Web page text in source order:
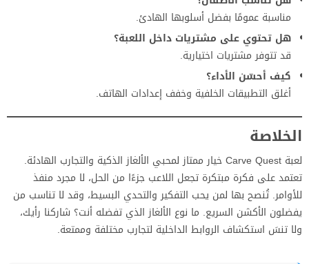
مناسبة عمومًا بفضل أسلوبها الهادئ.
هل تحتوي على مشتريات داخل اللعبة؟
قد تتوفر مشتريات اختيارية.
كيف أحسّن الأداء؟
أغلق التطبيقات الخلفية وخفف إعدادات الهاتف.
الخلاصة
لعبة Carve Quest خيار ممتاز لمحبي الألغاز الذكية والتجارب الهادئة.
تعتمد على فكرة مبتكرة تجعل اللاعب جزءًا من الحل، لا مجرد منفذ
للأوامر. تُنصح بها لمن يحب التفكير والتحدي البسيط، وقد لا تناسب من
يفضلون الأكشن السريع. ما نوع الألغاز الذي تفضله أنت؟ شاركنا رأيك،
ولا تنسَ استكشاف الروابط الداخلية لتجارب مختلفة وممتعة.